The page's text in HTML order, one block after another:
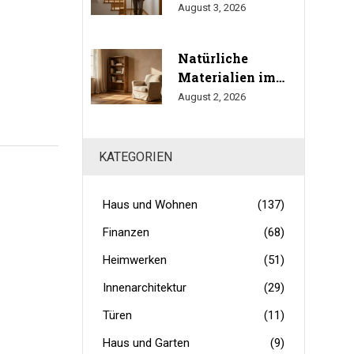
Eigentumswohnung:
August 3, 2026
Natürliche
Materialien im
Haus: Holz, Stein
August 2, 2026
KATEGORIEN
Haus und Wohnen
(137)
Finanzen
(68)
Heimwerken
(51)
Innenarchitektur
(29)
Türen
(11)
Haus und Garten
(9)